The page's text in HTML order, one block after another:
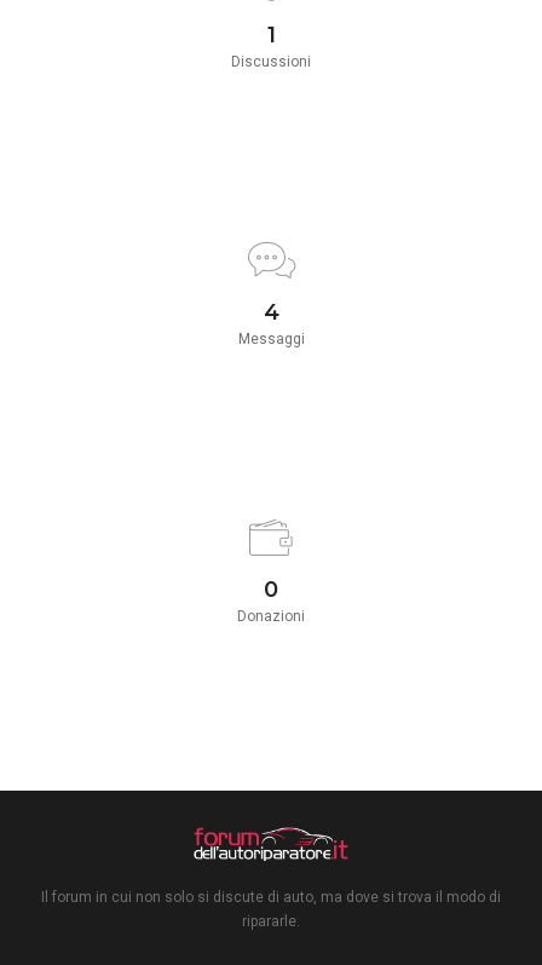
1
Discussioni
4
Messaggi
0
Donazioni
Il forum in cui non solo si discute di auto, ma dove si trova il modo di
ripararle.